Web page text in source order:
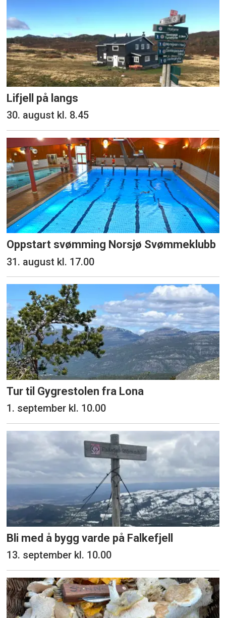
Lifjell på langs
30. august kl. 8.45
Oppstart svømming Norsjø Svømmeklubb
31. august kl. 17.00
Tur til Gygrestolen fra Lona
1. september kl. 10.00
Bli med å bygg varde på Falkefjell
13. september kl. 10.00